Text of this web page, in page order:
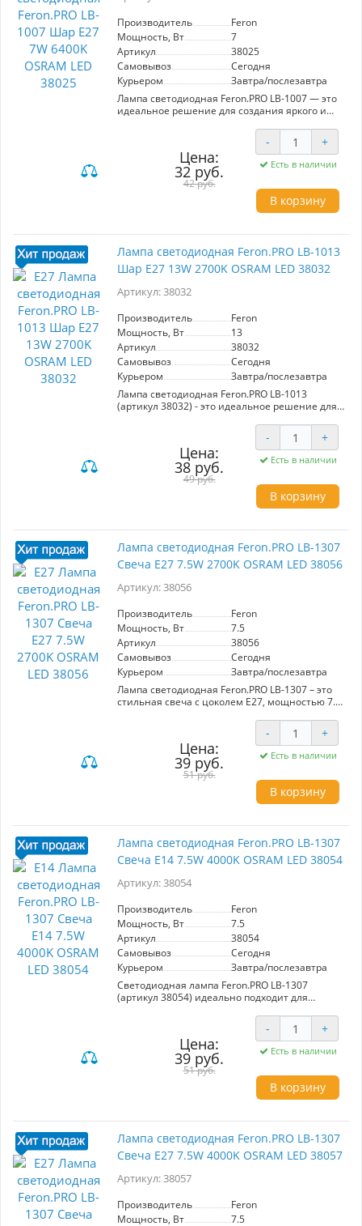
Производитель
Feron
Мощность, Вт
7
Артикул
38025
Самовывоз
Сегодня
Курьером
Завтра/послезавтра
Лампа светодиодная Feron.PRO LB-1007 — это
идеальное решение для создания яркого и
напряжении 220V обеспечивает высокую
яркость в 590Lm с цветовой температурой
6400K, создавая холодный дневной свет. Угол
рассеивания 220° и матовый белый
рассеиватель гарантируют равномерное
освещение. Компактные размеры (100*55мм)
и стандартный цоколь E27 позволяют легко
осветительные решения.
делают её отличным выбором для дома и
офиса.
Цена:
32 руб.
42 руб.
- +
Есть в наличии
В корзину
Лампа светодиодная Feron.PRO LB-1013
Шар E27 13W 2700K OSRAM LED 38032
Артикул: 38032
Производитель
Feron
Мощность, Вт
13
Артикул
38032
Самовывоз
Сегодня
Курьером
Завтра/послезавтра
Лампа светодиодная Feron.PRO LB-1013
(артикул 38032) - это идеальное решение для
вашем доме или офисе. С мощностью 13W и
световым потоком 1090Lm, она обеспечивает
яркое освещение, которое приятно для глаз.
Цветовая температура 2700K создает
комфортный теплый свет, идеально
подходящий для гостиной, спальни или
Благодаря углу рассеивания 220° и матовому
распределяется по помещению, что делает
лампу отличным выбором для освещения
легко заменить старые лампы на эту
Feron.PRO LB-1013 - это надежный выбор для
ежедневного использования, который
поможет вам сократить расходы на
электроэнергию и улучшить качество
освещения в любых условиях.
Цена:
38 руб.
49 руб.
- +
Есть в наличии
В корзину
Лампа светодиодная Feron.PRO LB-1307
Свеча E27 7.5W 2700K OSRAM LED 38056
Артикул: 38056
Производитель
Feron
Мощность, Вт
7.5
Артикул
38056
Самовывоз
Сегодня
Курьером
Завтра/послезавтра
Лампа светодиодная Feron.PRO LB-1307 – это
стильная свеча с цоколем E27, мощностью 7.5
и углом рассеивания 200° она идеально
подходит для создания уютной атмосферы.
Матовый рассеиватель обеспечивает мягкий
свет без бликов. Размеры 100*37 мм
позволяют использовать лампу в различных
светильниках. Надежный производитель Feron
гарантирует долгий срок службы и
Цена:
39 руб.
51 руб.
- +
Есть в наличии
В корзину
Лампа светодиодная Feron.PRO LB-1307
Свеча E14 7.5W 4000K OSRAM LED 38054
Артикул: 38054
Производитель
Feron
Мощность, Вт
7.5
Артикул
38054
Самовывоз
Сегодня
Курьером
Завтра/послезавтра
Светодиодная лампа Feron.PRO LB-1307
(артикул 38054) идеально подходит для
коммерческих помещениях. С мощностью
7.5W и цветовой температурой 4000K, она
излучает нейтральный белый свет,
способствующий повышению продуктивности
С матовым рассеивателем и углом
равномерное освещение, минимизируя тени.
универсальной для установки в различные
светильники, включая бра и люстры.
Эта лампа станет отличным выбором для
создавая атмосферу, способствующую
активной деятельности и комфортному
Цена:
39 руб.
51 руб.
- +
Есть в наличии
В корзину
Лампа светодиодная Feron.PRO LB-1307
Свеча E27 7.5W 4000K OSRAM LED 38057
Артикул: 38057
Производитель
Feron
Мощность, Вт
7.5